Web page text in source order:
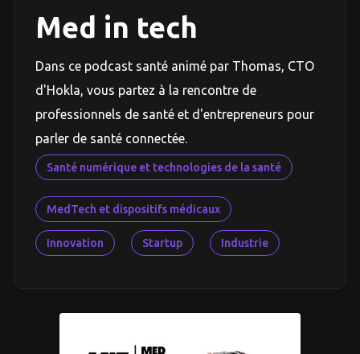
Med in tech
Dans ce podcast santé animé par Thomas, CTO
d'Hokla, vous partez à la rencontre de
professionnels de santé et d'entrepreneurs pour
parler de santé connectée.
Santé numérique et technologies de la santé
MedTech et dispositifs médicaux
Innovation Startup Industrie